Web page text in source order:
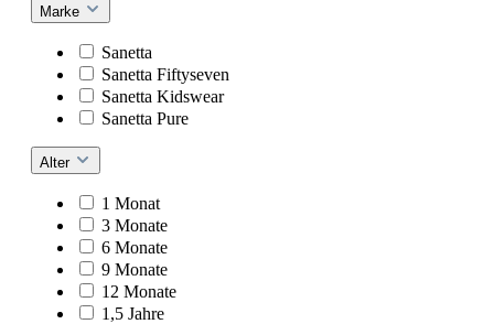
Marke
Sanetta
Sanetta Fiftyseven
Sanetta Kidswear
Sanetta Pure
Alter
1 Monat
3 Monate
6 Monate
9 Monate
12 Monate
1,5 Jahre